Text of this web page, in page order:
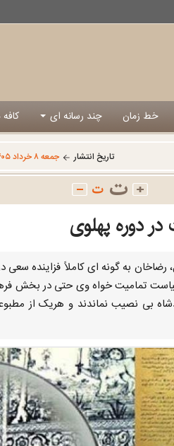
خط زمان چند رسانه ای
تاریخ انتشار جمعه ۸ خرداد ۱۴۰۵ ساعت ۱۸:۲۹
دوره پهلوی
به گونه ای کاملاً فزاینده سعی
تمامیت خواه وی حتی در بخش
بی نصیب نماندند و هریک از